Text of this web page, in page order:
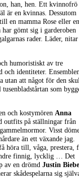
han, hen. Ett kvinnofrö
är en kvinnas. Dessutom
en mamma Rose eller en
gömt sig i garderoben
rader. Läder, nitar
humoristiskt av tre
och identiteter.
utan att något för den
som
och kostymören Anna
outfits på ställningar från
Visst
än ett växande jag.
höra till, våga, prestera,
finnig, lycklig … Det
av en drömd Justin
skådespelarna sig